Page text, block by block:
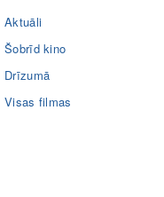
Aktuāli
Šobrīd kino
Drīzumā
Visas filmas